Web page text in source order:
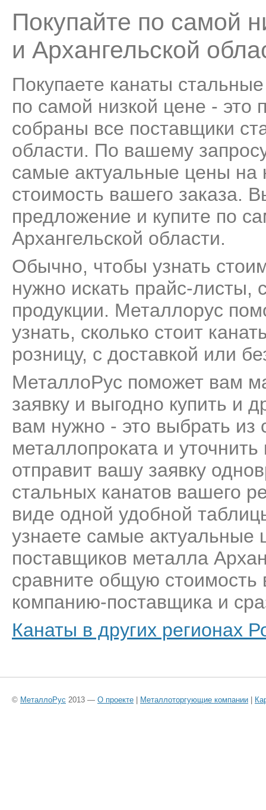
Покупайте по самой
и Архангельской
Покупаете канаты
по самой низкой цене - это
собраны все поставщики
области. По вашему
самые актуальные цены на
стоимость вашего заказа.
предложение и купите по
Архангельской области.
Обычно, чтобы узнать
нужно искать прайс-листы,
продукции. Металлорус
узнать, сколько стоит
розницу, с доставкой или
МеталлоРус поможет вам
заявку и выгодно купить и
вам нужно - это выбрать из
металлопроката и
отправит вашу заявку
стальных канатов вашего
виде одной удобной
узнаете самые актуальные
поставщиков металла
сравните общую стоимость
компанию-поставщика и
Канаты в других регионах
© МеталлоРус 2013 — О проекте | Металлоторгующие компании |